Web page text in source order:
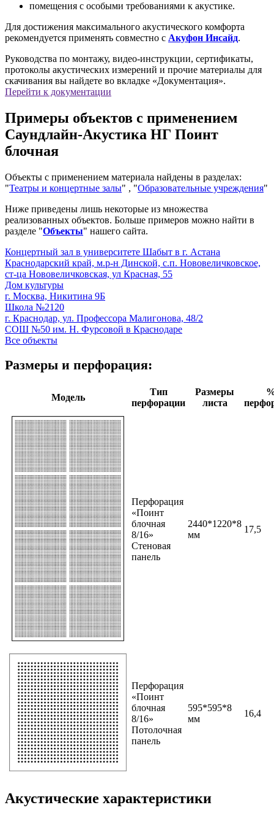
помещения с особыми требованиями к акустике.
Для достижения максимального акустического комфорта
рекомендуется применять совместно с Акуфон Инсайд.
Руководства по монтажу, видео-инструкции, сертификаты,
протоколы акустических измерений и прочие материалы для
скачивания вы найдете во вкладке «Документация».
Перейти к документации
Примеры объектов с применением
Саундлайн-Акустика НГ Поинт
блочная
Объекты с применением материала найдены в разделах:
"Театры и концертные залы" , "Образовательные учреждения"
Ниже приведены лишь некоторые из множества
реализованных объектов. Больше примеров можно найти в
разделе "Объекты" нашего сайта.
Концертный зал в университете Шабыт в г. Астана
Краснодарский край, м.р-н Динской, с.п. Нововеличковское,
ст-ца Нововеличковская, ул Красная, 55
Дом культуры
г. Москва, Никитина 9Б
Школа №2120
г. Краснодар, ул. Профессора Малигонова, 48/2
СОШ №50 им. Н. Фурсовой в Краснодаре
Все объекты
Размеры и перфорация:
Модель
Тип
перфорации
Размеры
листа
Перфорация
«Поинт
блочная
8/16»
Стеновая
панель
2440*1220*8
мм
17,5
Перфорация
«Поинт
блочная
8/16»
Потолочная
панель
595*595*8
мм
16,4
Акустические характеристики